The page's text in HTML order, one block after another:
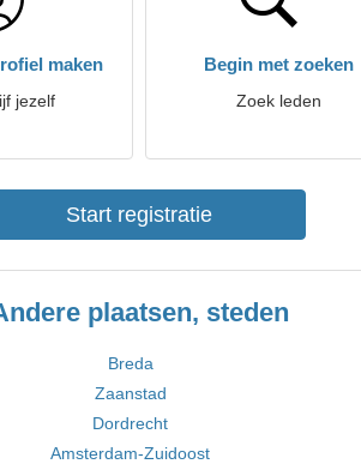
maken
jezelf
Begin met zoeken
Zoek leden
Start registratie
plaatsen, steden
Breda
Zaanstad
Dordrecht
Amsterdam-Zuidoost